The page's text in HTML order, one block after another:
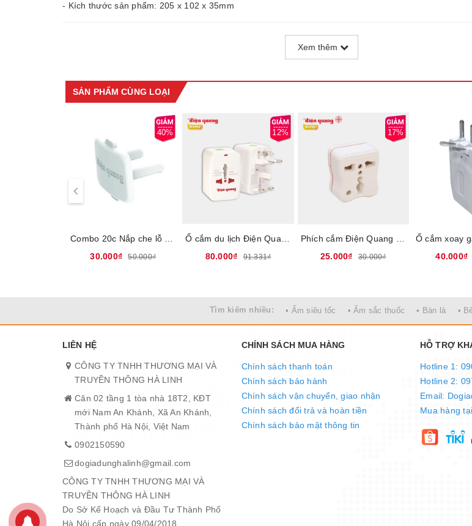
- Kích thước sản phẩm: 205 x 102 x 35mm
3/ BẢO HÀNH chính hãng 12 tháng theo chính sách Điện Quang áp dụng cho toàn hệ thống
Xem thêm
SẢN PHẨM CÙNG LOẠI
40%
30.000₫
50.000₫
12%
80.000₫
91.331₫
17%
25.000₫
30.000₫
40.000₫
Tìm kiếm nhiều: • Ấm siêu tốc • Ấm sắc thuốc • Bàn là •
LIÊN HỆ
CÔNG TY TNHH THƯƠNG MẠI VÀ
TRUYỀN THÔNG HÀ LINH
Căn 02 tầng 1 tòa nhà 18T2, KĐT
mới Nam An Khánh, Xã An Khánh,
Thành phố Hà Nội, Việt Nam
0902150590
dogiadunghalinh@gmail.com
CÔNG TY TNHH THƯƠNG MẠI VÀ
TRUYỀN THÔNG HÀ LINH
Do Sở Kế Hoạch và Đầu Tư Thành Phố
Hà Nội cấp ngày 09/04/2018
CHÍNH SÁCH MUA HÀNG
Chính sách thanh toán
Chính sách bảo hành
Chính sách vận chuyển, giao nhận
Chính sách đổi trả và hoàn tiền
Chính sách bảo mật thông tin
HỖ TRỢ
Hotline 1:
Hotline 2:
Email:
Mua hàng